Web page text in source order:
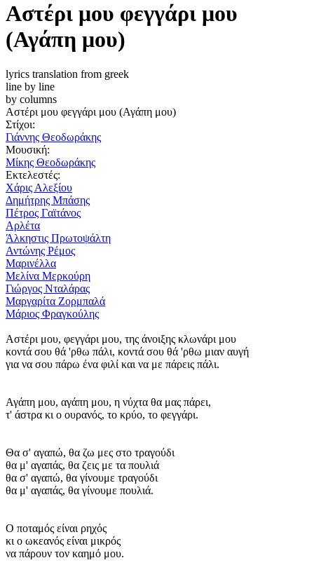
Αστέρι μου φεγγάρι μου
(Αγάπη μου)
lyrics translation from greek
line by line
by columns
Αστέρι μου φεγγάρι μου (Αγάπη μου)
Στίχοι:
Γιάννης Θεοδωράκης
Μουσική:
Μίκης Θεοδωράκης
Εκτελεστές:
Χάρις Αλεξίου
Δημήτρης Μπάσης
Πέτρος Γαϊτάνος
Αρλέτα
Άλκηστις Πρωτοψάλτη
Αντώνης Ρέμος
Μαρινέλλα
Μελίνα Μερκούρη
Γιώργος Νταλάρας
Μαργαρίτα Ζορμπαλά
Μάριος Φραγκούλης
Αστέρι μου, φεγγάρι μου, της άνοιξης κλωνάρι μου
κοντά σου θά 'ρθω πάλι, κοντά σου θά 'ρθω μιαν αυγή
για να σου πάρω ένα φιλί και να με πάρεις πάλι.
Αγάπη μου, αγάπη μου, η νύχτα θα μας πάρει,
τ' άστρα κι ο ουρανός, το κρύο, το φεγγάρι.
Θα σ' αγαπώ, θα ζω μες στο τραγούδι
θα μ' αγαπάς, θα ζεις με τα πουλιά
θα σ' αγαπώ, θα γίνουμε τραγούδι
θα μ' αγαπάς, θα γίνουμε πουλιά.
Ο ποταμός είναι ρηχός
κι ο ωκεανός είναι μικρός
να πάρουν τον καημό μου.